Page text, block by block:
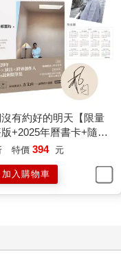
腦海。
力把有時同事、有時
堂、五月天、飛輪
，這些劇還是很多人
眠艙，終於在馬來西
慢慢失去朋友，失去
代也是最壞。
熟，跟人對賭、投
輩偶像說教：「你以
老闆，在KTV應酬時還
有約好的明天【限量
+2025年曆書卡+隨書
我想說個故事給你
特價 394 元
加入購物車